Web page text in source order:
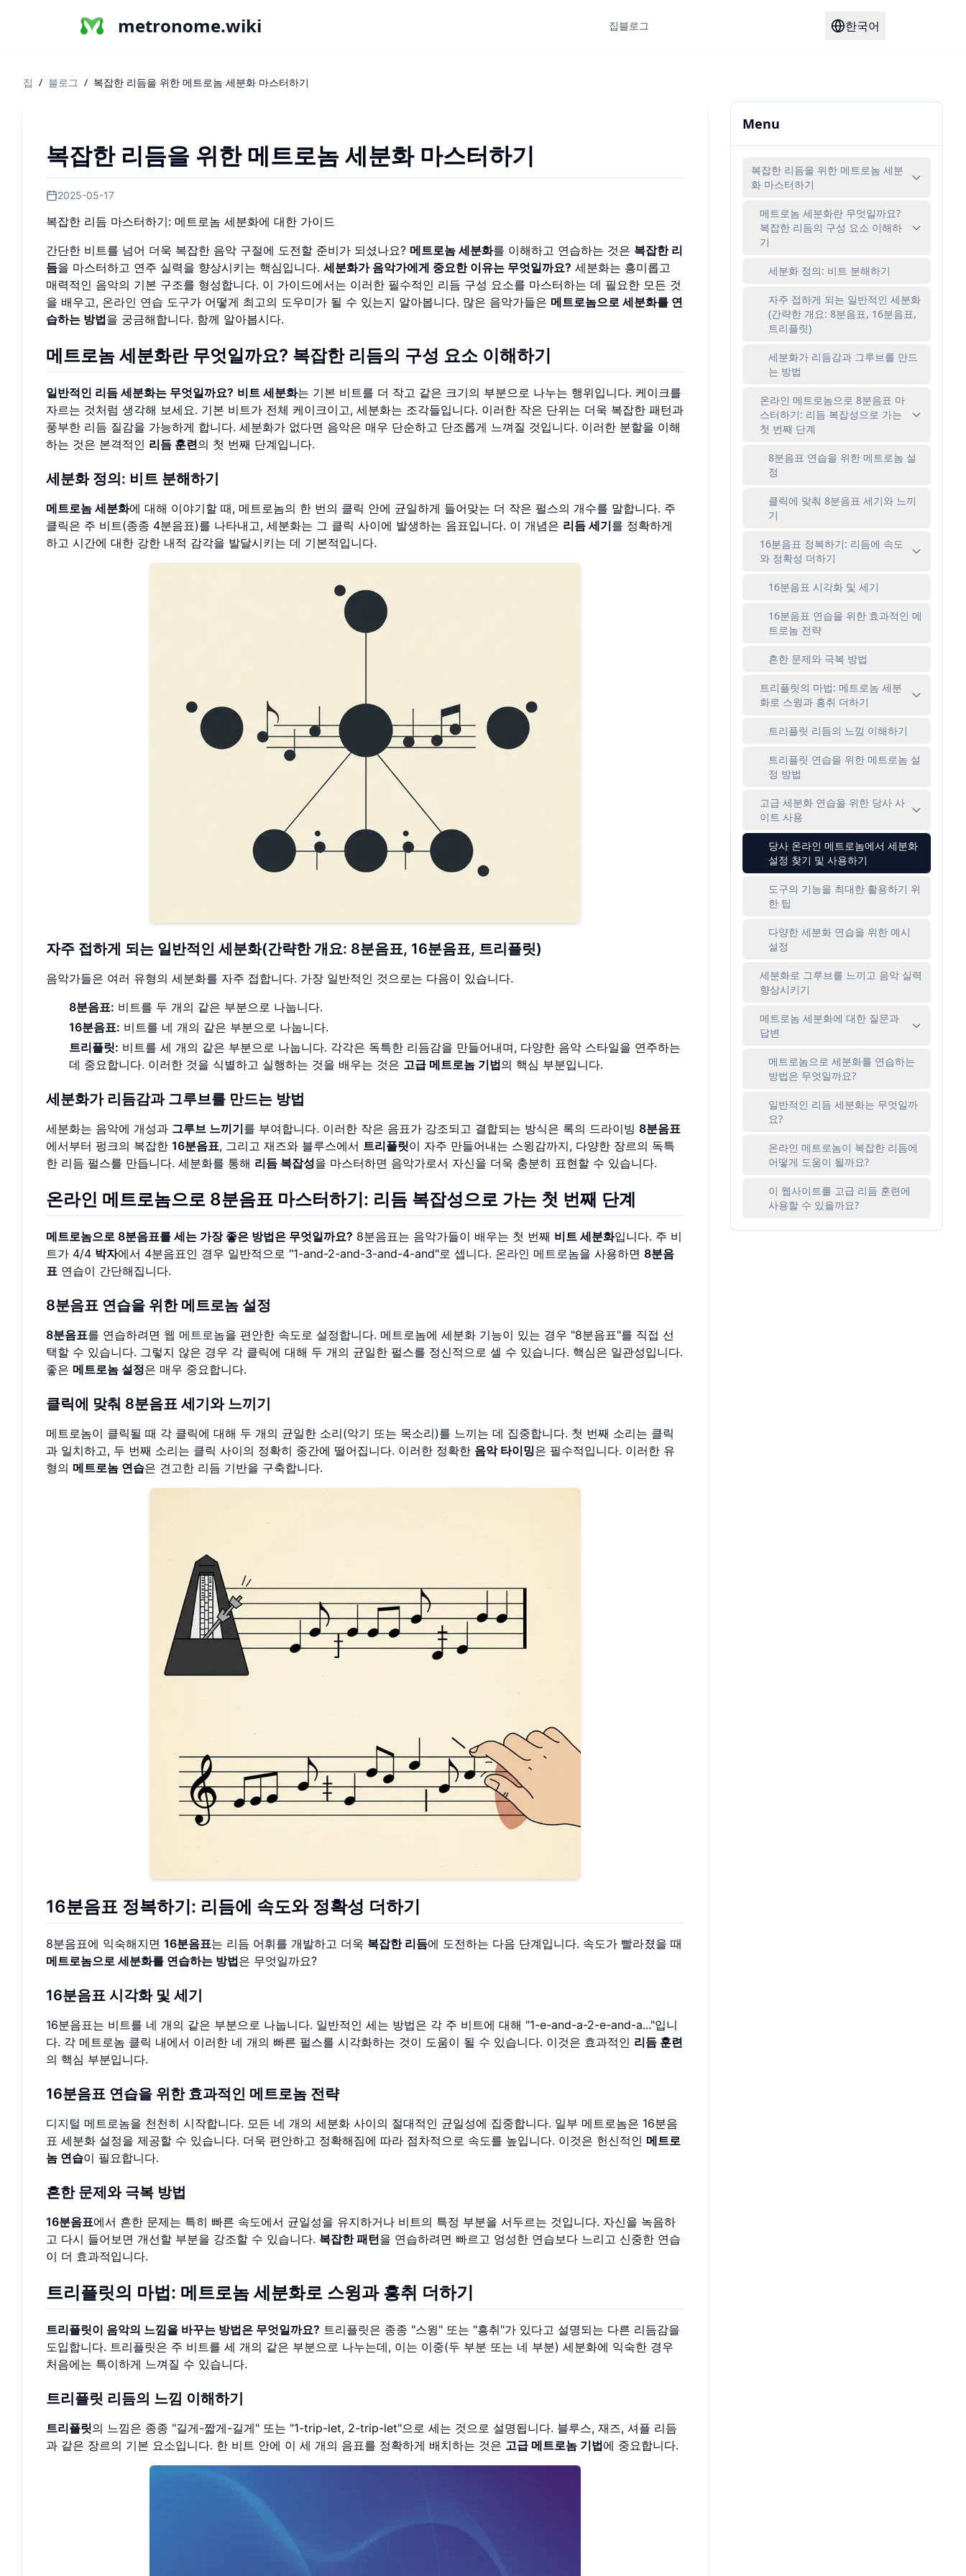
metronome.wiki 집블로그 한국어
집 / 블로그 / 복잡한 리듬을 위한 메트로놈 세분화 마스터하기
복잡한 리듬을 위한 메트로놈 세분화 마스터하기
2025-05-17
복잡한 리듬 마스터하기: 메트로놈 세분화에 대한 가이드
간단한 비트를 넘어 더욱 복잡한 음악 구절에 도전할 준비가 되셨나요? 메트로놈 세분화를 이해하고 연습하는 것은 복잡한 리
듬을 마스터하고 연주 실력을 향상시키는 핵심입니다. 세분화가 음악가에게 중요한 이유는 무엇일까요? 세분화는 흥미롭고
매력적인 음악의 기본 구조를 형성합니다. 이 가이드에서는 이러한 필수적인 리듬 구성 요소를 마스터하는 데 필요한 모든 것
을 배우고, 온라인 연습 도구가 어떻게 최고의 도우미가 될 수 있는지 알아봅니다. 많은 음악가들은 메트로놈으로 세분화를 연
습하는 방법을 궁금해합니다. 함께 알아봅시다.
메트로놈 세분화란 무엇일까요? 복잡한 리듬의 구성 요소 이해하기
일반적인 리듬 세분화는 무엇일까요? 비트 세분화는 기본 비트를 더 작고 같은 크기의 부분으로 나누는 행위입니다. 케이크를
자르는 것처럼 생각해 보세요. 기본 비트가 전체 케이크이고, 세분화는 조각들입니다. 이러한 작은 단위는 더욱 복잡한 패턴과
풍부한 리듬 질감을 가능하게 합니다. 세분화가 없다면 음악은 매우 단순하고 단조롭게 느껴질 것입니다. 이러한 분할을 이해
하는 것은 본격적인 리듬 훈련의 첫 번째 단계입니다.
세분화 정의: 비트 분해하기
메트로놈 세분화에 대해 이야기할 때, 메트로놈의 한 번의 클릭 안에 균일하게 들어맞는 더 작은 펄스의 개수를 말합니다. 주
클릭은 주 비트(종종 4분음표)를 나타내고, 세분화는 그 클릭 사이에 발생하는 음표입니다. 이 개념은 리듬 세기를 정확하게
하고 시간에 대한 강한 내적 감각을 발달시키는 데 기본적입니다.
자주 접하게 되는 일반적인 세분화(간략한 개요: 8분음표, 16분음표, 트리플릿)
음악가들은 여러 유형의 세분화를 자주 접합니다. 가장 일반적인 것으로는 다음이 있습니다.
8분음표: 비트를 두 개의 같은 부분으로 나눕니다.
16분음표: 비트를 네 개의 같은 부분으로 나눕니다.
트리플릿: 비트를 세 개의 같은 부분으로 나눕니다. 각각은 독특한 리듬감을 만들어내며, 다양한 음악 스타일을 연주하는
데 중요합니다. 이러한 것을 식별하고 실행하는 것을 배우는 것은 고급 메트로놈 기법의 핵심 부분입니다.
세분화가 리듬감과 그루브를 만드는 방법
세분화는 음악에 개성과 그루브 느끼기를 부여합니다. 이러한 작은 음표가 강조되고 결합되는 방식은 록의 드라이빙 8분음표
에서부터 펑크의 복잡한 16분음표, 그리고 재즈와 블루스에서 트리플릿이 자주 만들어내는 스윙감까지, 다양한 장르의 독특
한 리듬 펄스를 만듭니다. 세분화를 통해 리듬 복잡성을 마스터하면 음악가로서 자신을 더욱 충분히 표현할 수 있습니다.
온라인 메트로놈으로 8분음표 마스터하기: 리듬 복잡성으로 가는 첫 번째 단계
메트로놈으로 8분음표를 세는 가장 좋은 방법은 무엇일까요? 8분음표는 음악가들이 배우는 첫 번째 비트 세분화입니다. 주 비
트가 4/4 박자에서 4분음표인 경우 일반적으로 "1-and-2-and-3-and-4-and"로 셉니다. 온라인 메트로놈을 사용하면 8분음
표 연습이 간단해집니다.
8분음표 연습을 위한 메트로놈 설정
8분음표를 연습하려면 웹 메트로놈을 편안한 속도로 설정합니다. 메트로놈에 세분화 기능이 있는 경우 "8분음표"를 직접 선
택할 수 있습니다. 그렇지 않은 경우 각 클릭에 대해 두 개의 균일한 펄스를 정신적으로 셀 수 있습니다. 핵심은 일관성입니다.
좋은 메트로놈 설정은 매우 중요합니다.
클릭에 맞춰 8분음표 세기와 느끼기
메트로놈이 클릭될 때 각 클릭에 대해 두 개의 균일한 소리(악기 또는 목소리)를 느끼는 데 집중합니다. 첫 번째 소리는 클릭
과 일치하고, 두 번째 소리는 클릭 사이의 정확히 중간에 떨어집니다. 이러한 정확한 음악 타이밍은 필수적입니다. 이러한 유
형의 메트로놈 연습은 견고한 리듬 기반을 구축합니다.
16분음표 정복하기: 리듬에 속도와 정확성 더하기
8분음표에 익숙해지면 16분음표는 리듬 어휘를 개발하고 더욱 복잡한 리듬에 도전하는 다음 단계입니다. 속도가 빨라졌을 때
메트로놈으로 세분화를 연습하는 방법은 무엇일까요?
16분음표 시각화 및 세기
16분음표는 비트를 네 개의 같은 부분으로 나눕니다. 일반적인 세는 방법은 각 주 비트에 대해 "1-e-and-a-2-e-and-a..."입니
다. 각 메트로놈 클릭 내에서 이러한 네 개의 빠른 펄스를 시각화하는 것이 도움이 될 수 있습니다. 이것은 효과적인 리듬 훈련
의 핵심 부분입니다.
16분음표 연습을 위한 효과적인 메트로놈 전략
디지털 메트로놈을 천천히 시작합니다. 모든 네 개의 세분화 사이의 절대적인 균일성에 집중합니다. 일부 메트로놈은 16분음
표 세분화 설정을 제공할 수 있습니다. 더욱 편안하고 정확해짐에 따라 점차적으로 속도를 높입니다. 이것은 헌신적인 메트로
놈 연습이 필요합니다.
흔한 문제와 극복 방법
16분음표에서 흔한 문제는 특히 빠른 속도에서 균일성을 유지하거나 비트의 특정 부분을 서두르는 것입니다. 자신을 녹음하
고 다시 들어보면 개선할 부분을 강조할 수 있습니다. 복잡한 패턴을 연습하려면 빠르고 엉성한 연습보다 느리고 신중한 연습
이 더 효과적입니다.
트리플릿의 마법: 메트로놈 세분화로 스윙과 흥취 더하기
트리플릿이 음악의 느낌을 바꾸는 방법은 무엇일까요? 트리플릿은 종종 "스윙" 또는 "흥취"가 있다고 설명되는 다른 리듬감을
도입합니다. 트리플릿은 주 비트를 세 개의 같은 부분으로 나누는데, 이는 이중(두 부분 또는 네 부분) 세분화에 익숙한 경우
처음에는 특이하게 느껴질 수 있습니다.
트리플릿 리듬의 느낌 이해하기
트리플릿의 느낌은 종종 "길게-짧게-길게" 또는 "1-trip-let, 2-trip-let"으로 세는 것으로 설명됩니다. 블루스, 재즈, 셔플 리듬
과 같은 장르의 기본 요소입니다. 한 비트 안에 이 세 개의 음표를 정확하게 배치하는 것은 고급 메트로놈 기법에 중요합니다.
Menu
복잡한 리듬을 위한 메트로놈 세분
화 마스터하기
메트로놈 세분화란 무엇일까요?
복잡한 리듬의 구성 요소 이해하
기
세분화 정의: 비트 분해하기
자주 접하게 되는 일반적인 세분화
(간략한 개요: 8분음표, 16분음표,
트리플릿)
세분화가 리듬감과 그루브를 만드
는 방법
온라인 메트로놈으로 8분음표 마
스터하기: 리듬 복잡성으로 가는
첫 번째 단계
8분음표 연습을 위한 메트로놈 설
정
클릭에 맞춰 8분음표 세기와 느끼
기
16분음표 정복하기: 리듬에 속도
와 정확성 더하기
16분음표 시각화 및 세기
16분음표 연습을 위한 효과적인 메
트로놈 전략
흔한 문제와 극복 방법
트리플릿의 마법: 메트로놈 세분
화로 스윙과 흥취 더하기
트리플릿 리듬의 느낌 이해하기
트리플릿 연습을 위한 메트로놈 설
정 방법
고급 세분화 연습을 위한 당사 사
이트 사용
당사 온라인 메트로놈에서 세분화
설정 찾기 및 사용하기
도구의 기능을 최대한 활용하기 위
한 팁
다양한 세분화 연습을 위한 예시
설정
세분화로 그루브를 느끼고 음악 실력
향상시키기
메트로놈 세분화에 대한 질문과
답변
메트로놈으로 세분화를 연습하는
방법은 무엇일까요?
일반적인 리듬 세분화는 무엇일까
요?
온라인 메트로놈이 복잡한 리듬에
어떻게 도움이 될까요?
이 웹사이트를 고급 리듬 훈련에
사용할 수 있을까요?